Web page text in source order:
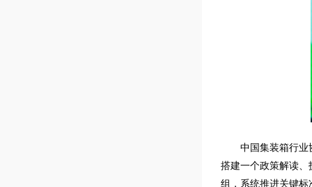
中国集装箱行业
搭建一个政策解读
组，系统推进关键